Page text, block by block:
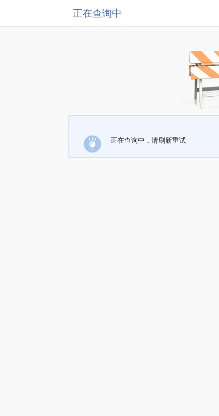
正在查询中
正在查询中，请刷新重试